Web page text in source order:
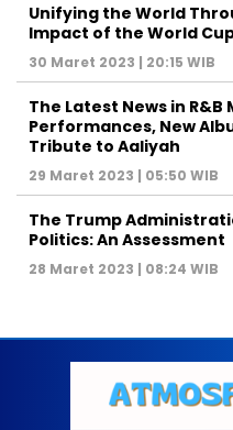
Unifying the World
Impact of the World
30 Maret 2023 | 20:15 WIB
The Latest News in R&B
Performances, New
Tribute to Aaliyah
29 Maret 2023 | 05:50 WIB
The Trump
Politics: An Assessment
28 Maret 2023 | 08:24 WIB